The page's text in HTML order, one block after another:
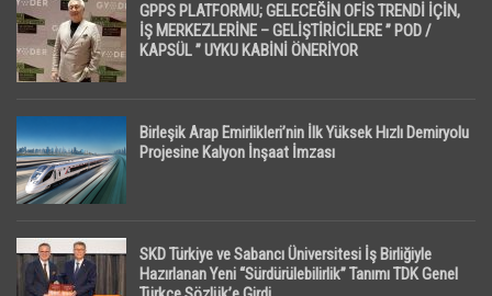
GPPS PLATFORMU; GELECEĞİN OFİS TRENDİ İÇİN,
İŞ MERKEZLERİNE – GELİŞTİRİCİLERE ” POD /
KAPSÜL ” UYKU KABİNİ ÖNERİYOR
Birleşik Arap Emirlikleri’nin İlk Yüksek Hızlı Demiryolu
Projesine Kalyon İnşaat İmzası
SKD Türkiye ve Sabancı Üniversitesi İş Birliğiyle
Hazırlanan Yeni “Sürdürülebilirlik” Tanımı TDK Genel